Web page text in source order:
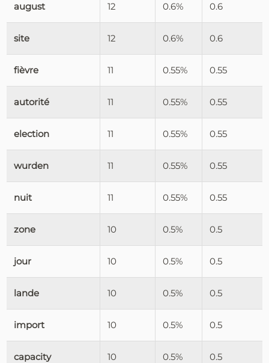
august 12 0.6% 0.6
site 12 0.6% 0.6
fièvre 11 0.55% 0.55
autorité 11 0.55% 0.55
election 11 0.55% 0.55
wurden 11 0.55% 0.55
nuit 11 0.55% 0.55
zone 10 0.5% 0.5
jour 10 0.5% 0.5
lande 10 0.5% 0.5
import 10 0.5% 0.5
capacity 10 0.5% 0.5